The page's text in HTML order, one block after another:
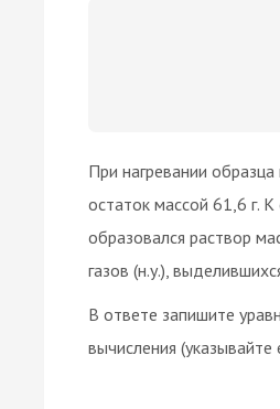
При нагревании
остаток массой 61,6 г.
образовался раствор
газов (н.у.),
В ответе запишите
вычисления